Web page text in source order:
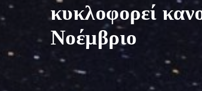
κυκλοφορεί
Νοέμβριο